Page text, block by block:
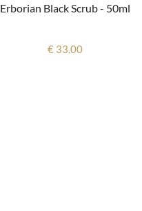
Erborian Black Scrub - 50ml
€ 33.00